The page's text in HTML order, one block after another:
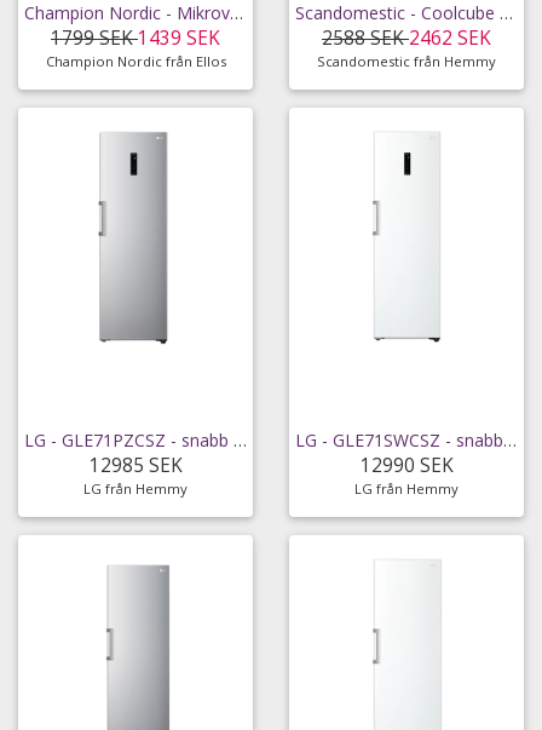
Champion Nordic - Mikrovågsugn 23l 900W, Rostfri
1799 SEK1439 SEK
Champion Nordic från Ellos
Scandomestic - Coolcube - lager i Stockholm
2588 SEK2462 SEK
Scandomestic från Hemmy
LG - GLE71PZCSZ - snabb leverans
12985 SEK
LG från Hemmy
LG - GLE71SWCSZ - snabb leverans
12990 SEK
LG från Hemmy